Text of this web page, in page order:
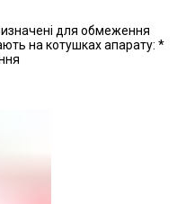
для обмеження
на котушках апарату: *